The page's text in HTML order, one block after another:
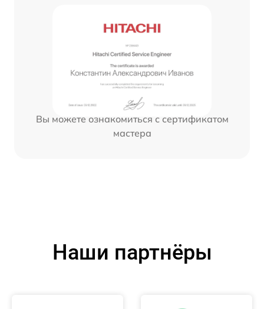
Вы можете ознакомиться с сертификатом
мастера
Наши партнёры